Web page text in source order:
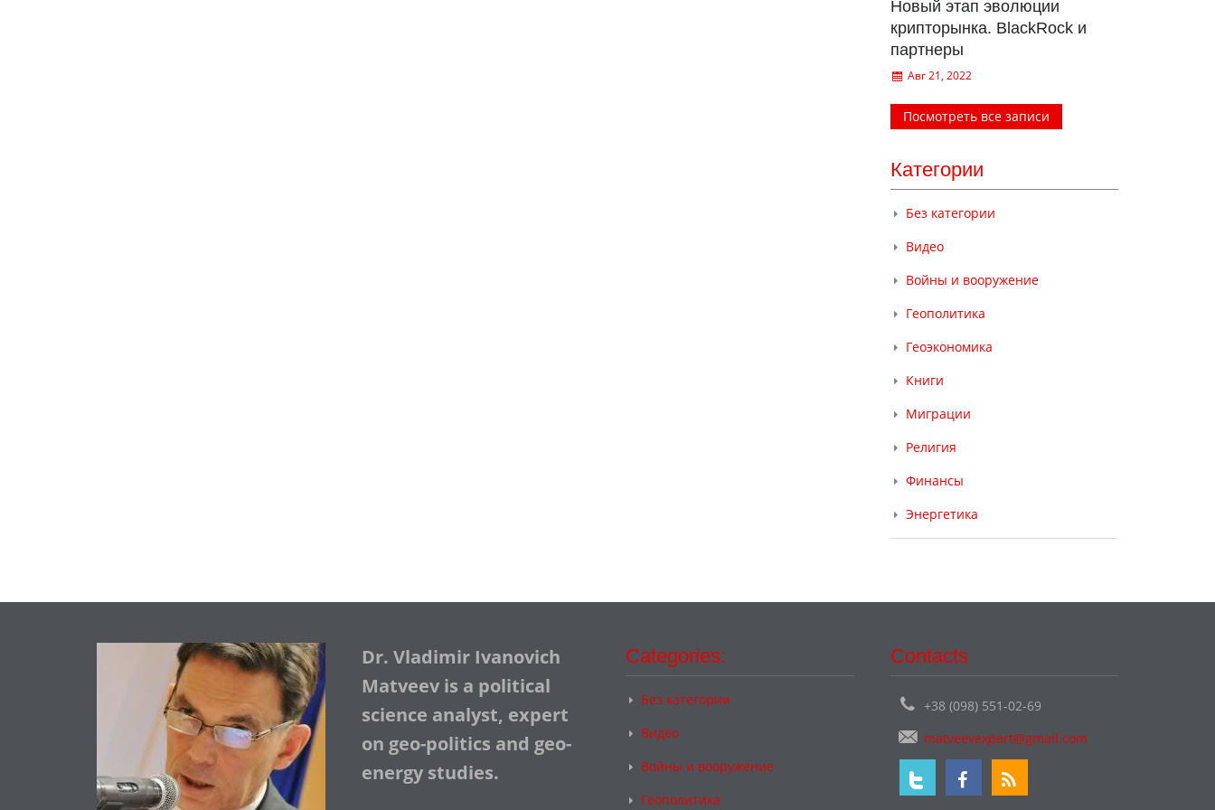
Новый этап эволюции
крипторынка. BlackRock и
партнеры
Авг 21, 2022
Посмотреть все записи
Категории
Без категории
Видео
Войны и вооружение
Геополитика
Геоэкономика
Книги
Миграции
Религия
Финансы
Энергетика
Dr. Vladimir Ivanovich
Matveev is a political
science analyst, expert
on geo-politics and geo-
energy studies.
Categories:
Без категории
Видео
Войны и вооружение
Геополитика
Contacts
+38 (098) 551-02-69
matveevexpert@gmail.com